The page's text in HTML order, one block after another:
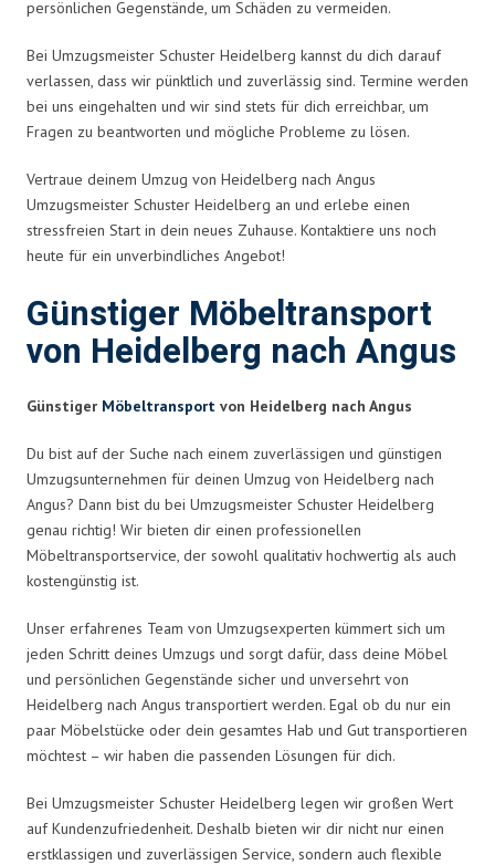
persönlichen Gegenstände, um Schäden zu vermeiden.
Bei Umzugsmeister Schuster Heidelberg kannst du dich darauf
verlassen, dass wir pünktlich und zuverlässig sind. Termine werden
bei uns eingehalten und wir sind stets für dich erreichbar, um
Fragen zu beantworten und mögliche Probleme zu lösen.
Vertraue deinem Umzug von Heidelberg nach Angus
Umzugsmeister Schuster Heidelberg an und erlebe einen
stressfreien Start in dein neues Zuhause. Kontaktiere uns noch
heute für ein unverbindliches Angebot!
Günstiger Möbeltransport
von Heidelberg nach Angus
Günstiger Möbeltransport von Heidelberg nach Angus
Du bist auf der Suche nach einem zuverlässigen und günstigen
Umzugsunternehmen für deinen Umzug von Heidelberg nach
Angus? Dann bist du bei Umzugsmeister Schuster Heidelberg
genau richtig! Wir bieten dir einen professionellen
Möbeltransportservice, der sowohl qualitativ hochwertig als auch
kostengünstig ist.
Unser erfahrenes Team von Umzugsexperten kümmert sich um
jeden Schritt deines Umzugs und sorgt dafür, dass deine Möbel
und persönlichen Gegenstände sicher und unversehrt von
Heidelberg nach Angus transportiert werden. Egal ob du nur ein
paar Möbelstücke oder dein gesamtes Hab und Gut transportieren
möchtest – wir haben die passenden Lösungen für dich.
Bei Umzugsmeister Schuster Heidelberg legen wir großen Wert
auf Kundenzufriedenheit. Deshalb bieten wir dir nicht nur einen
erstklassigen und zuverlässigen Service, sondern auch flexible